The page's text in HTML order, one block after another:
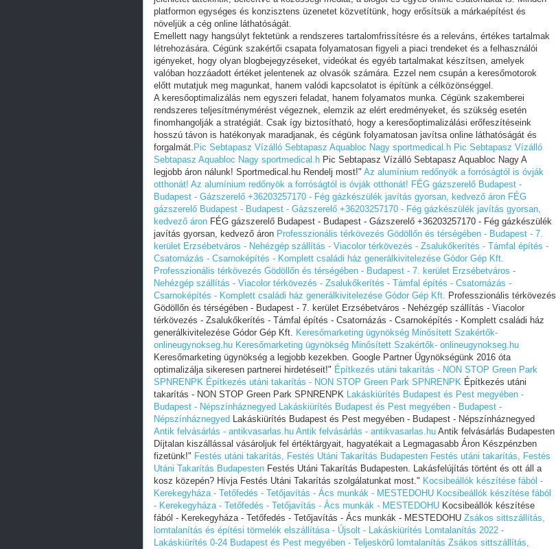
platformon egységes és konzisztens üzenetet közvetítünk, hogy erősítsük a márkaépítést és
növeljük a cég online láthatóságát.
Emellett nagy hangsúlyt fektetünk a rendszeres tartalomfrissítésre és a releváns, értékes tartalmak
létrehozására. Cégünk szakértői csapata folyamatosan figyeli a piaci trendeket és a felhasználói
igényeket, hogy olyan blogbejegyzéseket, videókat és egyéb tartalmakat készítsen, amelyek
valóban hozzáadott értéket jelentenek az olvasók számára. Ezzel nem csupán a keresőmotorok
előtt mutatjuk meg magunkat, hanem valódi kapcsolatot is építünk a célközönséggel.
A keresőoptimalizálás nem egyszeri feladat, hanem folyamatos munka. Cégünk szakemberei
rendszeres teljesítménymérést végeznek, elemzik az elért eredményeket, és szükség esetén
finomhangolják a stratégiát. Csak így biztosítható, hogy a keresőoptimalizálási erőfeszítéseink
hosszú távon is hatékonyak maradjanak, és cégünk folyamatosan javítsa online láthatóságát és
forgalmát. Pic Sebtapasz Vízálló Sebtapasz Aquabloc Nagy sportmedical.h Pic Sebtapasz Vízálló
Sebtapasz Aquabloc Nagy sportmedical.h Pic Sebtapasz Vízálló Sebtapasz Aquabloc Nagy A
legjobb áron nálunk! Sportmedical.hu Rendelj most!" Az alumínium redőnyök a forróságtól is óvják
otthonát! Az alumínium redőnyök a forróságtól is óvják otthonát! FÉG gázszerelő Budapest -
Budapest - Gázszerelő +36203257170 - Fég gázkészülék javítás gyorsan, kedvező áron FÉG
gázszerelő Budapest - Budapest - Gázszerelő +36203257170 - Fég gázkészülék javítás gyorsan,
kedvező áron FÉG gázszerelő Budapest - Budapest - Gázszerelő +36203257170 - Fég gázkészülék
javítás gyorsan, kedvező áron Professzionális térkövezés Gödöllőn és térségében - Budapest - 7.
kerület Erzsébetváros - Nehézgép szállítás - Viacolor térkövezés - Zsalukőkerítés - Támfal építés -
Csatornázás - Csarnoképítés - Komplett családi ház generálkivitelezése Gódor Gép Kft.
Professzionális térkövezés Gödöllőn és térségében - Budapest - 7. kerület Erzsébetváros -
Nehézgép szállítás - Viacolor térkövezés - Zsalukőkerítés - Támfal építés - Csatornázás -
Csarnoképítés - Komplett családi ház generálkivitelezése Gódor Gép Kft. Professzionális térkövezés
Gödöllőn és térségében - Budapest - 7. kerület Erzsébetváros - Nehézgép szállítás - Viacolor
térkövezés - Zsalukőkerítés - Támfal építés - Csatornázás - Csarnoképítés - Komplett családi ház
generálkivitelezése Gódor Gép Kft. Keresőmarketing ügynökség Minősített Szakértők-
onlineugynokseg.hu Keresőmarketing ügynökség Minősített Szakértők- onlineugynokseg.hu
Keresőmarketing ügynökség a legjobb kezekben. Google Partner Ügynökségünk 2016 óta
optimalizálja sikeresen partnerei hirdetéseit!" Építkezés utáni takarítás - NON STOP Green Park
SPNRENPK Építkezés utáni takarítás - NON STOP Green Park SPNRENPK Építkezés utáni
takarítás - NON STOP Green Park SPNRENPK Lakáskiürítés Budapest és Pest megyében -
Budapest - Népszínháznegyed Lakáskiürítés Budapest és Pest megyében - Budapest -
Népszínháznegyed Lakáskiürítés Budapest és Pest megyében - Budapest - Népszínháznegyed
Antik felvásárlás - antikvasarlas.hu Antik felvásárlás - antikvasarlas.hu Antik felvásárlás Budapesten
Díjtalan kiszállással vásároljuk fel értéktárgyait, hagyatékait a Legmagasabb Áron Készpénzben
fizetünk!" Festés utáni takarítás, Festés Utáni Takarítás Budapesten Festés utáni takarítás, Festés
Utáni Takarítás Budapesten Festés Utáni Takarítás Budapesten. Lakásfelújítás történt és ott áll a
kosz közepén? Hívja Festés Utáni Takarítás szolgálatunkat most." Kocsibeállók készítése fából -
Kerekegyháza - Tetőfedés - Tetőjavítás - Ács munkák - MESTEDOHU Kocsibeállók készítése fából
- Kerekegyháza - Tetőfedés - Tetőjavítás - Ács munkák - MESTEDOHU Kocsibeállók készítése
fából - Kerekegyháza - Tetőfedés - Tetőjavítás - Ács munkák - MESTEDOHU Zsákos sittszállítás,
lomtalanítás és építési törmelék elszállítása - Újsolt - Lakáskiürítés Lomtalanítás‎ 2022 -
Lakáskiürítés 0-24 Budapest és Pest megyében‎ - Teljeskörű lomtalanítás Zsákos sittszállítás,